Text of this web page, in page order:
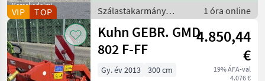
Kereskedelmi
szolgáltató
VIP TOP
Szálastakarmány
betakarítók / Bálázó-
csomagoló gép
1 óra online
Kuhn GEBR. GMD
802 F-FF
4.850,44
€
19% ÁFA-val
4.076 €
Gy. év 2013
300 cm